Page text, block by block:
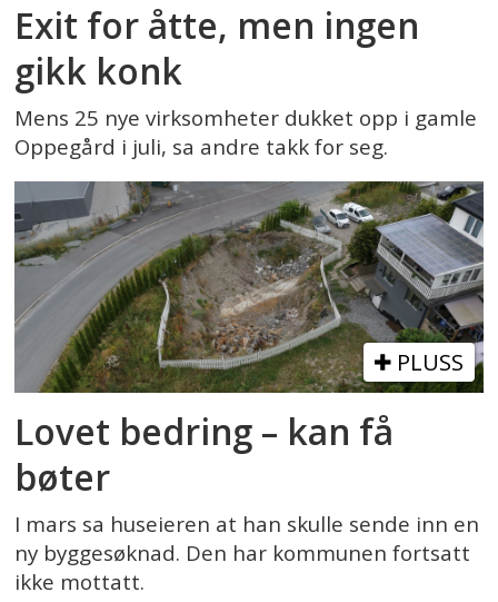
Exit for åtte, men ingen
gikk konk
Mens 25 nye virksomheter dukket opp i gamle
Oppegård i juli, sa andre takk for seg.
PLUSS
Lovet bedring – kan få
bøter
I mars sa huseieren at han skulle sende inn en
ny byggesøknad. Den har kommunen fortsatt
ikke mottatt.